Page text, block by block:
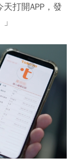
打開APP，發